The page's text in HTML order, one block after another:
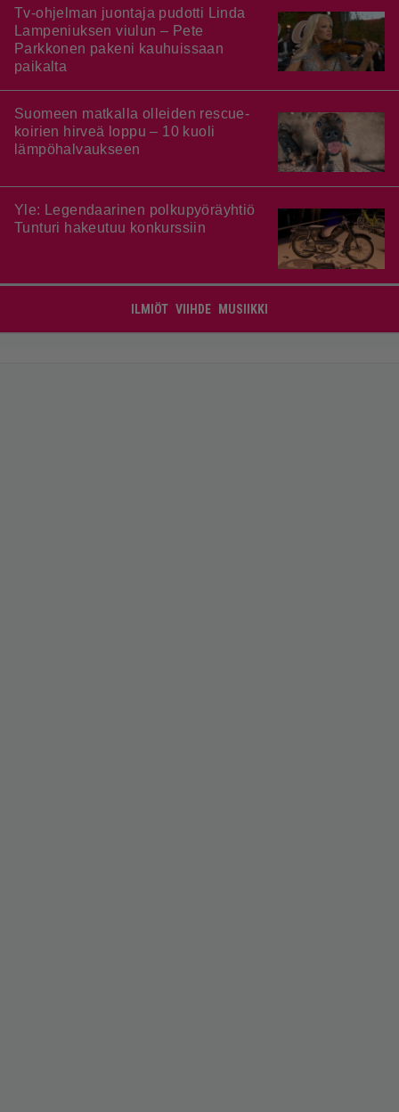
Tv-ohjelman juontaja pudotti Linda
Lampeniuksen viulun – Pete
Parkkonen pakeni kauhuissaan
paikalta
Suomeen matkalla olleiden rescue-
koirien hirveä loppu – 10 kuoli
lämpöhalvaukseen
Yle: Legendaarinen polkupyöräyhtiö
Tunturi hakeutuu konkurssiin
ILMIÖT VIIHDE MUSIIKKI